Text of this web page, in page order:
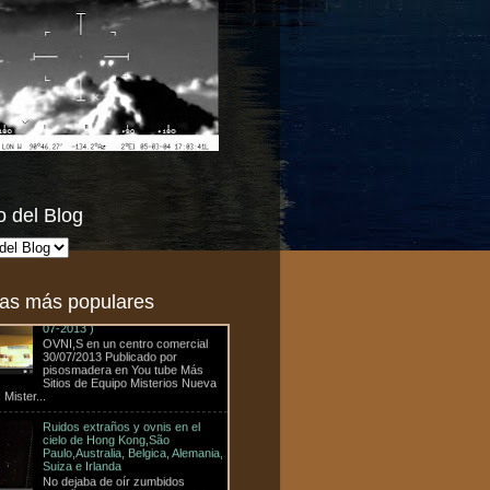
del Blog
más populares
Flotilla OVNI en Tijuana, México,
sobre un centro comercial ( 30-
30/07/2013 Publicado por
pisosmadera en You tube Más
Sitios de Equipo Misterios Nueva
Mister...
Ruidos extraños y ovnis en el
cielo de Hong Kong,São
Paulo,Australia, Belgica, Alemania,
No dejaba de oír zumbidos
extraños / resuena / ruidos del
exterior durante el sueño, pero no
en comprobar lo que estaba pasando